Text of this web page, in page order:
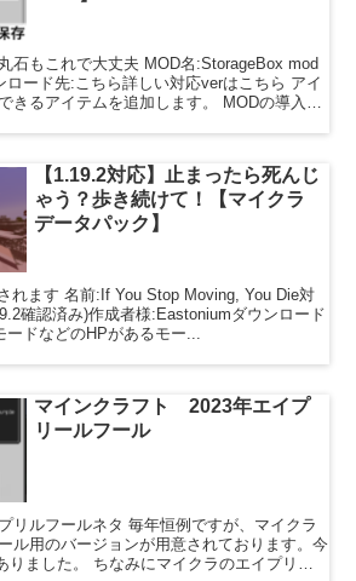
石もこれで大丈夫 MOD名:StorageBox mod
ロード先:こちら詳しい対応verはこちら アイ
きるアイテムを追加します。 MODの導入方
【1.19.2対応】止まったら死んじ
ゃう？歩き続けて！【マイクラ
データパック】
れます 名前:If You Stop Moving, You Die対
確認済み)作成者様:Eastoniumダウンロード
ドなどのHPがあるモー...
マインクラフト 2023年エイプ
リールフール
ルフールネタ 毎年恒例ですが、マイクラ
ル用のバージョンが用意されております。今
りました。 ちなみにマイクラのエイプリー